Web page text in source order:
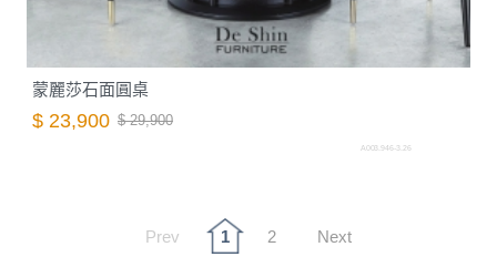
蒙麗莎石面圓桌
$ 23,900 $ 29,900
A003.946-3.26
Prev 1 2 Next